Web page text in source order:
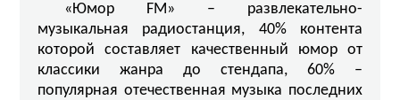
«Юмор FM» – развлекательно-
музыкальная радиостанция, 40% контента
которой составляет качественный юмор от
классики жанра до стендапа, 60% –
популярная отечественная музыка последних